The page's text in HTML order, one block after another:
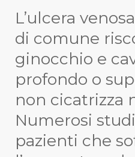
L’ulcera
di comune
ginocchio e
profondo o
non cicatrizza
Numerosi
pazienti che